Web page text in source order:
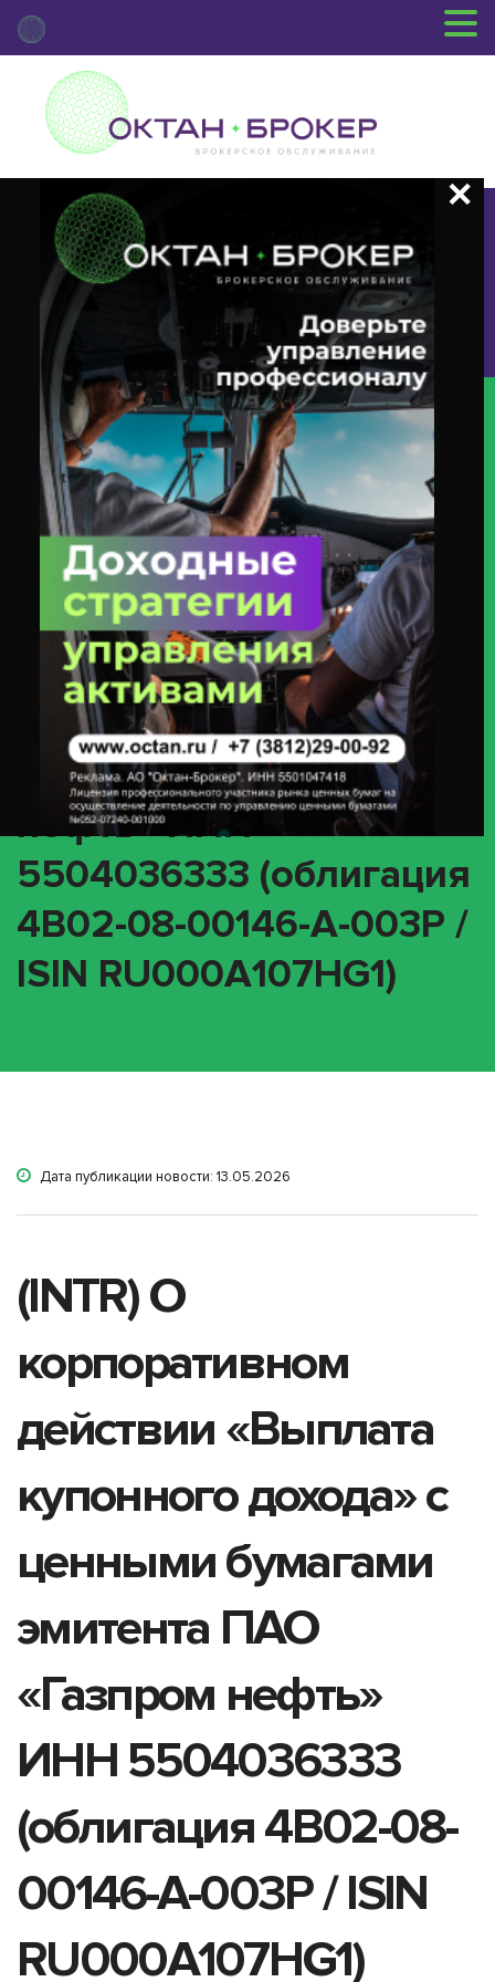
+7 (3812) 29-00-92
г.Омск ул.Красный Путь, 109 оф.510
Главная Новости Депозитария
(INTR) О Корпоративном
Действии «Выплата Купонного Дохода» С Ценными Бумагами Эмитента
ПАО «Газпром Нефть» ИНН 5504036333 (облигация 4B02-08-00146-A-
003P / ISIN RU000A107HG1)
(INTR) О корпоративном
действии «Выплата
купонного дохода» с
ценными бумагами
эмитента ПАО «Газпром
нефть» ИНН
5504036333 (облигация
4B02-08-00146-A-003P /
ISIN RU000A107HG1)
Дата публикации новости: 13.05.2026
(INTR) О
корпоративном
действии «Выплата
купонного дохода» с
ценными бумагами
эмитента ПАО
«Газпром нефть»
ИНН 5504036333
(облигация 4B02-08-
00146-A-003P / ISIN
RU000A107HG1)